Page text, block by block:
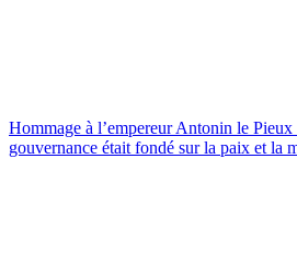
Hommage à l’empereur Antonin le Pieux
gouvernance était fondé sur la paix et la